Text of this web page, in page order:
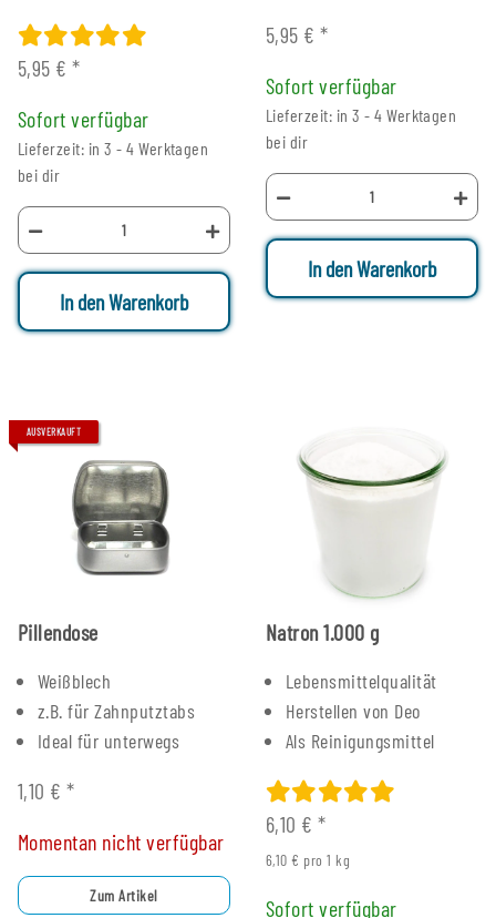
5,95 €*
Sofort verfügbar
Lieferzeit: in 3 - 4 Werktagen
bei dir
In den Warenkorb
5,95 €*
Sofort verfügbar
Lieferzeit: in 3 - 4 Werktagen
bei dir
In den Warenkorb
AUSVERKAUFT
Pillendose
Weißblech
z.B. für Zahnputztabs
Ideal für unterwegs
1,10 €*
Momentan nicht verfügbar
Zum Artikel
Natron 1.000 g
Lebensmittelqualität
Herstellen von Deo
Als Reinigungsmittel
6,10 €*
6,10 € pro 1 kg
Sofort verfügbar